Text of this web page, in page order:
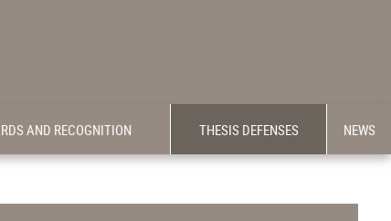
AND RECOGNITION THESIS DEFENSES NEWS